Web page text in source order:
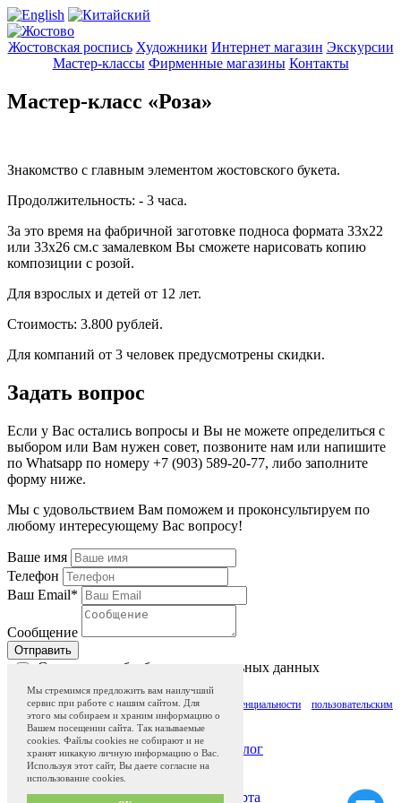
Жостовская роспись Художники Интернет магазин Экскурсии
Мастер-классы Фирменные магазины Контакты
Мастер-класс «Роза»
Знакомство с главным элементом жостовского букета.
Продолжительность: - 3 часа.
За это время на фабричной заготовке подноса формата 33х22
или 33х26 см.с замалевком Вы сможете нарисовать копию
композиции с розой.
Для взрослых и детей от 12 лет.
Стоимость: 3.800 рублей.
Для компаний от 3 человек предусмотрены скидки.
Задать вопрос
Если у Вас остались вопросы и Вы не можете определиться с
выбором или Вам нужен совет, позвоните нам или напишите
по Whatsapp по номеру +7 (903) 589-20-77, либо заполните
форму ниже.
Мы с удовольствием Вам поможем и проконсультируем по
любому интересующему Вас вопросу!
Ваше имя
Телефон
Ваш Email*
Сообщение
Отправить
Согласие на обработку персональных данных
Делая отметку в поле "Cогласие на обработку персональных данных", я
подтверждаю, что ознакомился сполитикой конфиденциальности
пользовательским
соглашениеми даю свое согласие на обработку персональных данных
Жостовская роспись Магазин Музей
Блог
Программа привилегий с 01.04.2024
Сделано вQS50.ru
Политика конфиденциальности и оферта
Мы стремимся предложить вам наилучший
сервис при работе с нашим сайтом. Для
этого мы собираем и храним информацию о
Вашем посещении сайта. Так называемые
cookies. Файлы cookies не собирают и не
хранят никакую личную информацию о Вас.
Используя этот сайт, Вы даете согласие на
использование cookies.